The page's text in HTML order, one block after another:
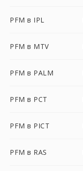
PFM в IPL
PFM в MTV
PFM в PALM
PFM в PCT
PFM в PICT
PFM в RAS